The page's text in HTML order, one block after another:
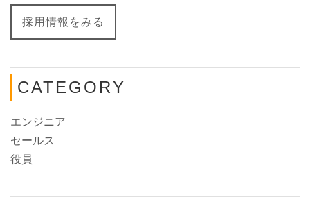
採用情報をみる
CATEGORY
エンジニア
セールス
役員